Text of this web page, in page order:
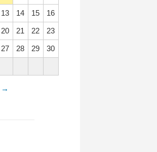
13 14 15 16
20 21 22 23
27 28 29 30
→